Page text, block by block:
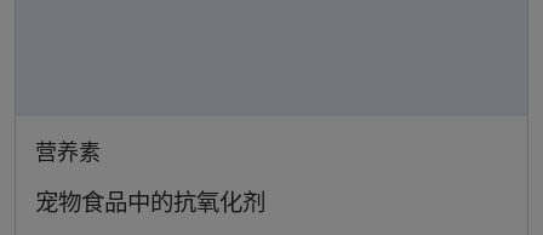
营养素
宠物食品中的抗氧化剂